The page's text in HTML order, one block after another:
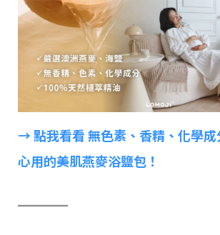
→ 點我看看 無色素、香精、化學成
心用的美肌燕麥浴鹽包！
═════